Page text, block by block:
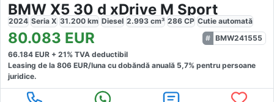
BMW X5 30 d xDrive M Sport
2024 Seria X 31.200 km Diesel 2.993 cm³ 286 CP Cutie automată
80.083 EUR
BMW241555
66.184 EUR + 21% TVA deductibil
Leasing de la 806 EUR/luna cu dobăndă anuală 5,7% pentru persoane
juridice.